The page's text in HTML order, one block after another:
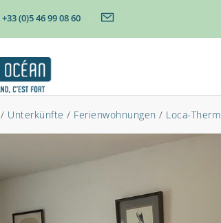
+33 (0)5 46 99 08 60
/ Unterkünfte / Ferienwohnungen / Loca-